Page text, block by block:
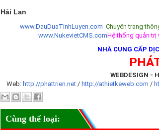
Hải Lan
www.DauDuaTinhLuyen.com Chuyên trang
www.NukevietCMS.comHệ thống quản trị
NHÀ CUNG CẤP
WEBDESIGN -
Web: http://phattrien.net / http://athietkeweb.com /
Cùng thể loại: